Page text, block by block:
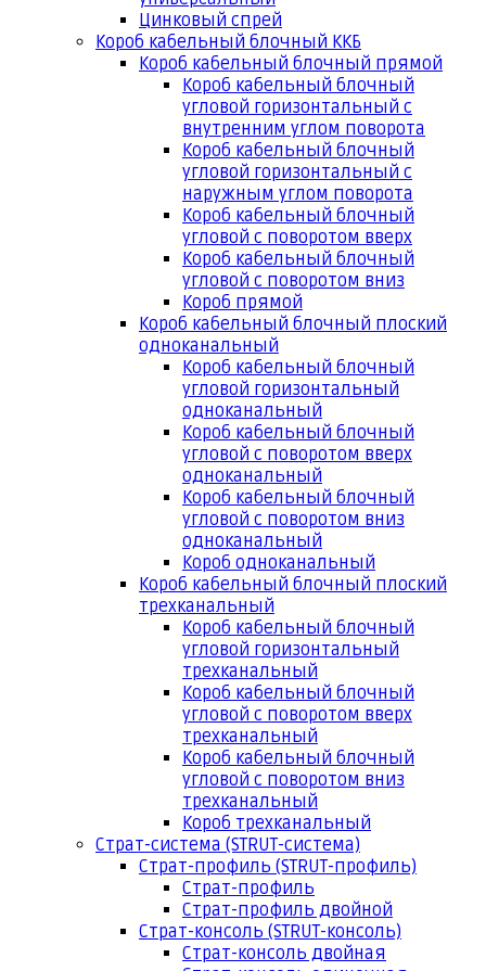
Цинковый спрей
Короб кабельный блочный ККБ
Короб кабельный блочный прямой
Короб кабельный блочный
угловой горизонтальный с
внутренним углом поворота
Короб кабельный блочный
угловой горизонтальный с
наружным углом поворота
Короб кабельный блочный
угловой с поворотом вверх
Короб кабельный блочный
угловой с поворотом вниз
Короб прямой
Короб кабельный блочный плоский
одноканальный
Короб кабельный блочный
угловой горизонтальный
одноканальный
Короб кабельный блочный
угловой с поворотом вверх
одноканальный
Короб кабельный блочный
угловой с поворотом вниз
одноканальный
Короб одноканальный
Короб кабельный блочный плоский
трехканальный
Короб кабельный блочный
угловой горизонтальный
трехканальный
Короб кабельный блочный
угловой с поворотом вверх
трехканальный
Короб кабельный блочный
угловой с поворотом вниз
трехканальный
Короб трехканальный
Страт-система (STRUT-система)
Страт-профиль (STRUT-профиль)
Страт-профиль
Страт-профиль двойной
Страт-консоль (STRUT-консоль)
Страт-консоль двойная